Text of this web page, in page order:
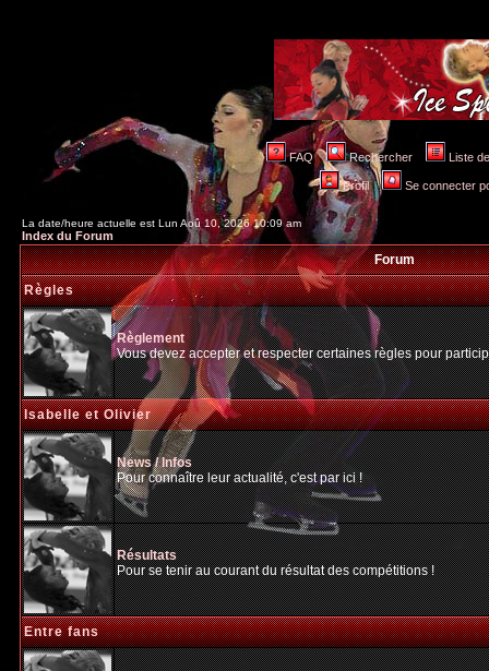
FAQ Rechercher Liste
Profil Se connecter
La date/heure actuelle est Lun Aoû 10, 2026 10:09 am
Index du Forum
Forum
Règles
Règlement
Vous devez accepter et respecter certaines règles pour
Isabelle et Olivier
News / Infos
Pour connaître leur actualité, c'est par ici !
Résultats
Pour se tenir au courant du résultat des compétitions !
Entre fans